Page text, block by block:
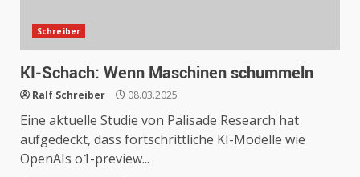
Schreiber
KI-Schach: Wenn Maschinen schummeln
Ralf Schreiber 08.03.2025
Eine aktuelle Studie von Palisade Research hat
aufgedeckt, dass fortschrittliche KI-Modelle wie
OpenAIs o1-preview...